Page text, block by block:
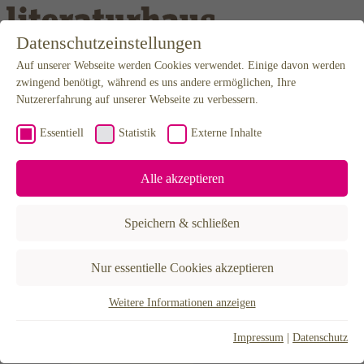
Weiter zum Inhalt
Programm
Kalender
Karten
Newsletter
Anfahrt
Mediathek
Projekte
Hannah Arendt Stipendium
Literatur in Niedersachsen
30X – Eine Stadt erzählen
Datenschutzeinstellungen
Auf unserer Webseite werden Cookies verwendet. Einige davon werden
zwingend benötigt, während es uns andere ermöglichen, Ihre
Nutzererfahrung auf unserer Webseite zu verbessern.
Essentiell Statistik Externe Inhalte
Alle akzeptieren
Speichern & schließen
Nur essentielle Cookies akzeptieren
Essentielle Cookies werden für grundlegende Funktionen der
Weitere Informationen anzeigen
Impressum Datenschutz